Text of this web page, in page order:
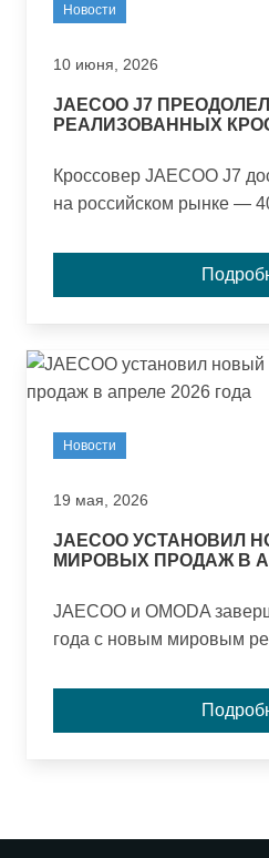
Новости
10 июня, 2026
JAECOO J7
РЕАЛИЗОВАННЫХ
Кроссовер JAECOO J7
на российском рынке —
представленная в 2023
заметным игроком в
Новости
19 мая, 2026
JAECOO УСТАНОВИЛ
МИРОВЫХ ПРОДАЖ В
JAECOO и OMODA
года с новым мировым
автомобиля, а общий
основания превысил 1